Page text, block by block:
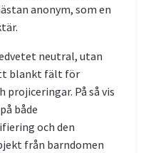
anonym, som en
neutral, utan
blankt fält för
På så vis
både
och den
från barndomen